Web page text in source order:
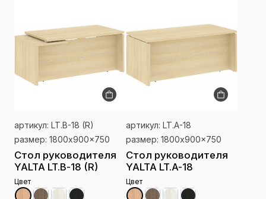
артикул: LT.B-18 (R)
размер: 1800x900x750
Стол руководителя
YALTA LT.B-18 (R)
Цвет
артикул: LT.A-18
размер: 1800x900x750
Стол руководителя
YALTA LT.A-18
Цвет